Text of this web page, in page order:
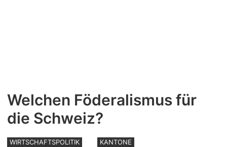
Welchen Föderalismus für
die Schweiz?
WIRTSCHAFTSPOLITIK KANTONE